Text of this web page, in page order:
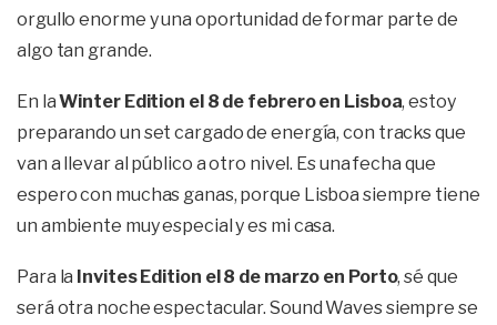
orgullo enorme y una oportunidad de formar parte de
algo tan grande.
En laWinter Edition el 8 de febrero en Lisboa, estoy
preparando un set cargado de energía, con tracks que
van a llevar al público a otro nivel. Es una fecha que
espero con muchas ganas, porque Lisboa siempre tiene
un ambiente muy especial y es mi casa.
Para la Invites Edition el 8 de marzo en Porto, sé que
será otra noche espectacular. Sound Waves siempre se